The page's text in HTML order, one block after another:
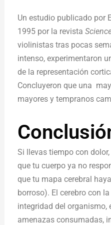
Un estudio publicado por
1995 por la revista
violinistas tras pocas
intenso, experimentaron
de la representación
Concluyeron que una
mayores y tempranos
Si llevas tiempo con
que tu cuerpo ya no
que tu mapa cerebral
borroso). El cerebro con
integridad del organismo,
amenazas consumadas,